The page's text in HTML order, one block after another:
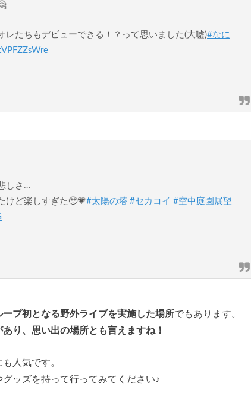
レたちもデビューできる！？って思いました(大嘘)#なに
しさ…
けど楽しすぎた🥹💗#太陽の塔 #セカコイ #空中庭園展望
ープ初となる野外ライブを実施した場所でもあります。
り、思い出の場所とも言えますね！
人気です。
ッズを持って行ってみてください♪